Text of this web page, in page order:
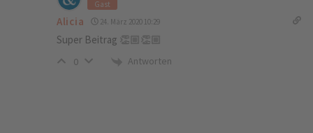
Gast
Alicia 24. März 2020 10:29
Super Beitrag 👏🏼👏🏼
0 Antworten